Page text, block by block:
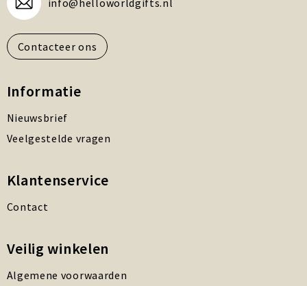
info@helloworldgifts.nl
Contacteer ons
Informatie
Nieuwsbrief
Veelgestelde vragen
Klantenservice
Contact
Veilig winkelen
Algemene voorwaarden